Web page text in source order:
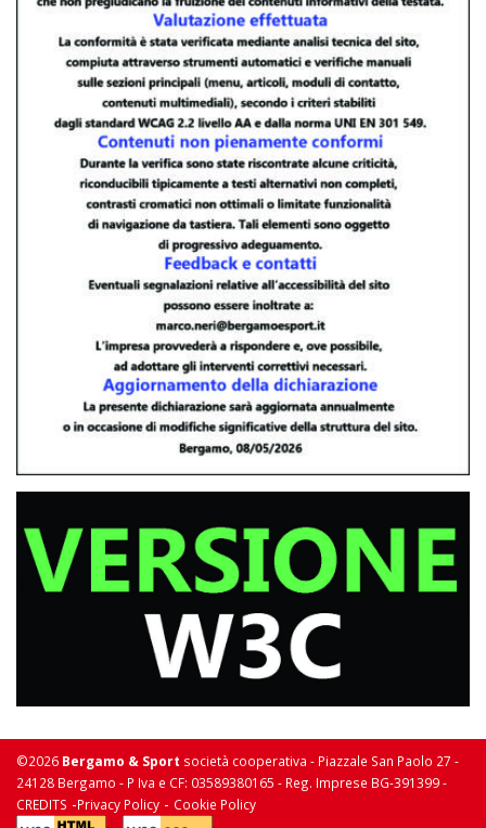
©2026 Bergamo & Sport società cooperativa - Piazzale San Paolo 27 -
24128 Bergamo - P Iva e CF: 03589380165 - Reg. Imprese BG-391399 -
CREDITS -Privacy Policy - Cookie Policy